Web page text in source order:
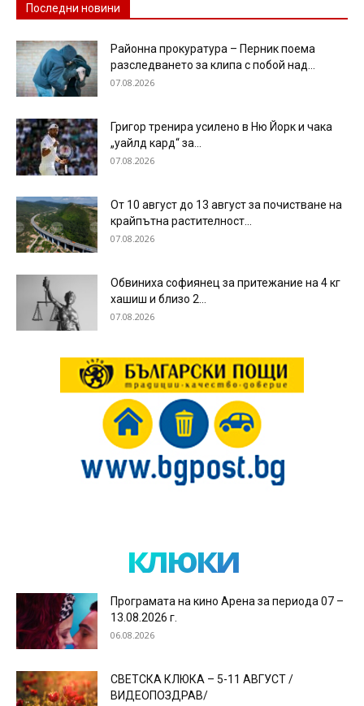
Последни новини
Районна прокуратура – Перник поема
разследването за клипа с побой над...
07.08.2026
Григор тренира усилено в Ню Йорк и чака
„уайлд кард“ за...
07.08.2026
От 10 август до 13 август за почистване на
крайпътна растителност...
07.08.2026
Обвиниха софиянец за притежание на 4 кг
хашиш и близо 2...
07.08.2026
клюки
Програмата на кино Арена за периода 07 –
13.08.2026 г.
06.08.2026
СВЕТСКА КЛЮКА – 5-11 АВГУСТ /
ВИДЕОПОЗДРАВ/